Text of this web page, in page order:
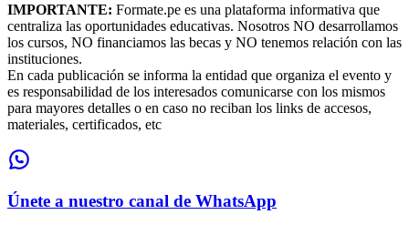
IMPORTANTE: Formate.pe es una plataforma informativa que
centraliza las oportunidades educativas. Nosotros NO desarrollamos
los cursos, NO financiamos las becas y NO tenemos relación con las
instituciones.
En cada publicación se informa la entidad que organiza el evento y
es responsabilidad de los interesados comunicarse con los mismos
para mayores detalles o en caso no reciban los links de accesos,
materiales, certificados, etc
Únete a nuestro canal de WhatsApp